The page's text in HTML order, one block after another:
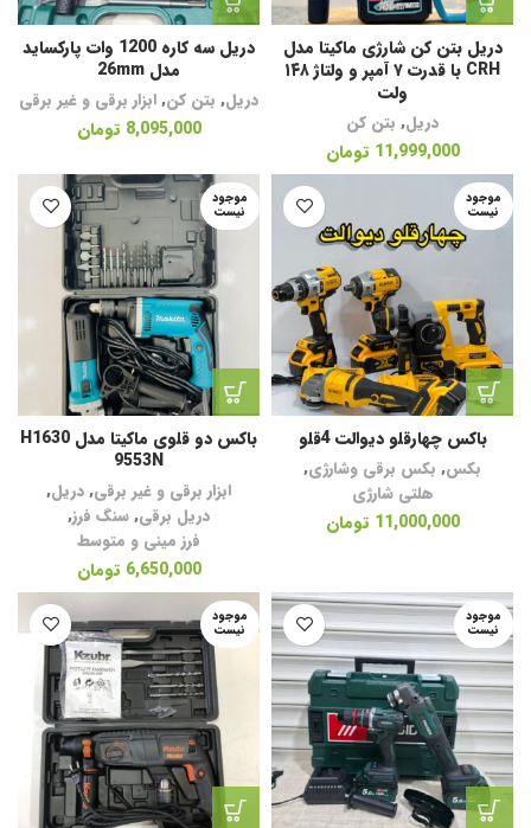
دریل بتن کن شارژی ماکیتا مدل
CRH با قدرت ۷ آمپر و ولتاژ ۱۴۸
ولت
دریل, بتن کن
11,999,000 تومان
دریل سه کاره 1200 وات پارکساید
مدل 26mm
دریل, بتن کن,ابزار برقی و غیر برقی
8,095,000 تومان
موجود
نیست
باکس چهار‌قلو دیوالت 4قلو
بکس, بکس برقی وشارژی,
هلتی شارژی
11,000,000 تومان
موجود
نیست
باکس دو قلوی ماکیتا مدل H1630
9553N
ابزار برقی و غیر برقی,دریل,
دریل برقی,سنگ فرز,
فرز مینی و متوسط
6,650,000 تومان
موجود
نیست
موجود
نیست